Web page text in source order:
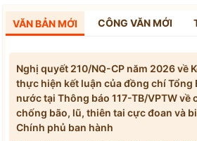
VĂN BẢN MỚI CÔNG VĂN MỚI
Nghị quyết 210/NQ-CP năm 2026 về
thực hiện kết luận của đồng chí Tổng
nước tại Thông báo 117-TB/VPTW về
chống bão, lũ, thiên tai cực đoan và
Chính phủ ban hành